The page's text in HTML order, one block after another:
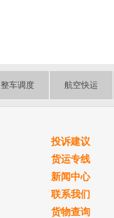
整车调度 航空快运
投诉建议
货运专线
新闻中心
联系我们
货物查询